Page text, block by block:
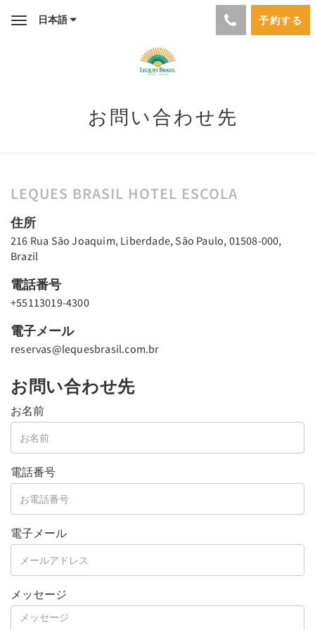
Toggle日本語 予約する
お問い合わせ先
LEQUES BRASIL HOTEL ESCOLA
住所
216 Rua São Joaquim, Liberdade, São Paulo, 01508-000,
Brazil
電話番号
+55113019-4300
電子メール
reservas@lequesbrasil.com.br
お問い合わせ先
お名前
電話番号
電子メール
メッセージ